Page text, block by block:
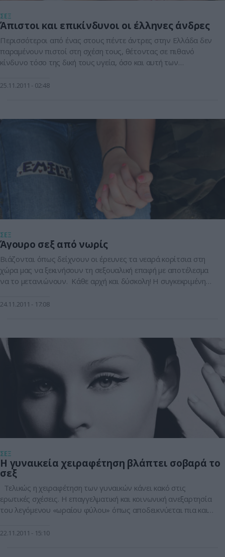
ΣΕΞ
Άπιστοι και επικίνδυνοι οι έλληνες άνδρες
Περισσότεροι από ένας στους πέντε άντρες στην Ελλάδα δεν
παραμένουν πιστοί στη σχέση τους, θέτοντας σε πιθανό
κίνδυνο τόσο της δική τους υγεία, όσο και αυτή των
πραγματοποιήθηκε για εταιρεία προφυλακτικών με αφορμή
25.11.2011 02:48
ΣΕΞ
Άγουρο σεξ από νωρίς
Βιάζονται όπως δείχνουν οι έρευνες τα νεαρά κορίτσια στη
χώρα μας να ξεκινήσουν τη σεξουαλική επαφή με αποτέλεσμα
να το μετανιώνουν. Κάθε αρχή και δύσκολη! Η συγκεκριμένη
που γεύονται οι έφηβοι στη χώρα μας πολύ πριν…την ώρα
24.11.2011 17:08
ΣΕΞ
Η γυναικεία χειραφέτηση βλάπτει σοβαρά το
σεξ
Τελικώς η χειραφέτηση των γυναικών κάνει κακό στις
ερωτικές σχέσεις. Η επαγγελματική και κοινωνική ανεξαρτησία
του λεγόμενου «ωραίου φύλου» όπως αποδεικνύεται πια και
των ρόλων. Οι γυναίκες έγιναν κυνηγοί και οι άνδρες τα
22.11.2011 15:10